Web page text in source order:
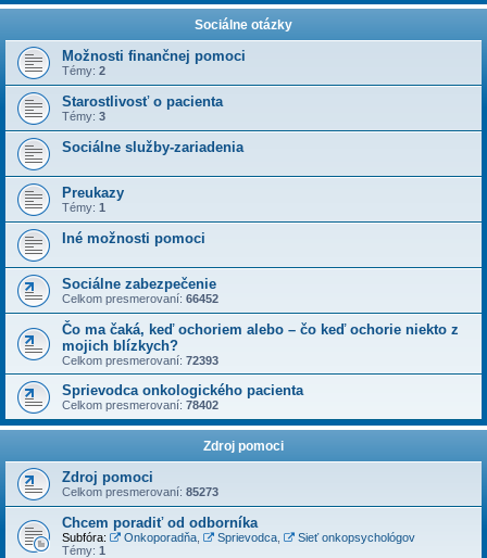
Sociálne otázky
Možnosti finančnej pomoci
Témy: 2
Starostlivosť o pacienta
Témy: 3
Sociálne služby-zariadenia
Preukazy
Témy: 1
Iné možnosti pomoci
Sociálne zabezpečenie
Celkom presmerovaní: 66452
Čo ma čaká, keď ochoriem alebo – čo keď ochorie niekto z
mojich blízkych?
Celkom presmerovaní: 72393
Sprievodca onkologického pacienta
Celkom presmerovaní: 78402
Zdroj pomoci
Zdroj pomoci
Celkom presmerovaní: 85273
Chcem poradiť od odborníka
Subfóra: Onkoporadňa, Sprievodca,
Sieť onkopsychológov
Témy: 1